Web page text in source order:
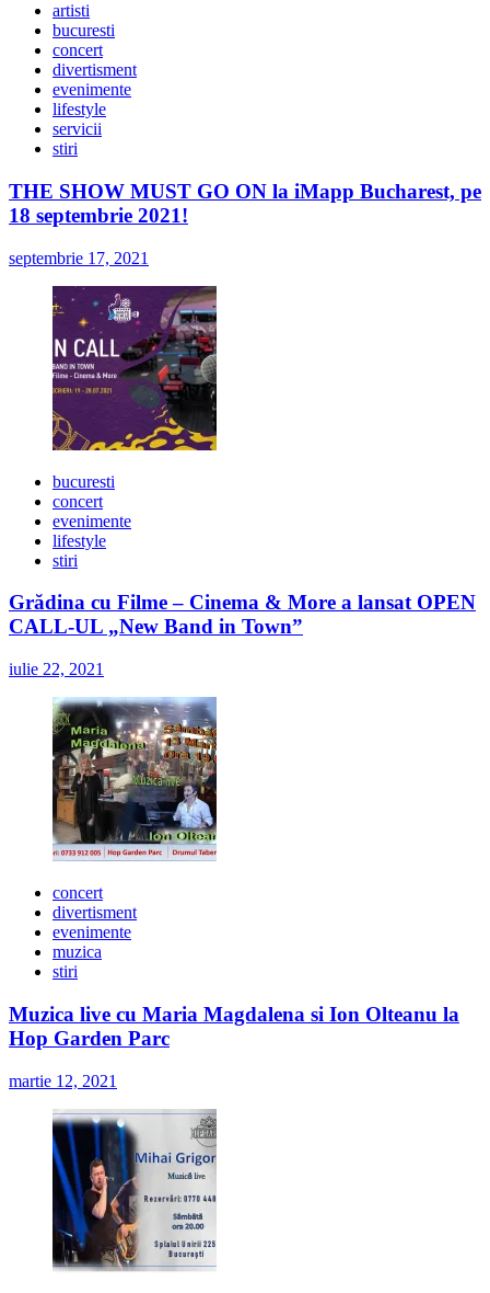
artisti
bucuresti
concert
divertisment
evenimente
lifestyle
servicii
stiri
THE SHOW MUST GO ON la iMapp Bucharest, pe
18 septembrie 2021!
septembrie 17, 2021
bucuresti
concert
evenimente
lifestyle
stiri
Grădina cu Filme – Cinema & More a lansat OPEN
CALL-UL „New Band in Town”
iulie 22, 2021
concert
divertisment
evenimente
muzica
stiri
Muzica live cu Maria Magdalena si Ion Olteanu la
Hop Garden Parc
martie 12, 2021